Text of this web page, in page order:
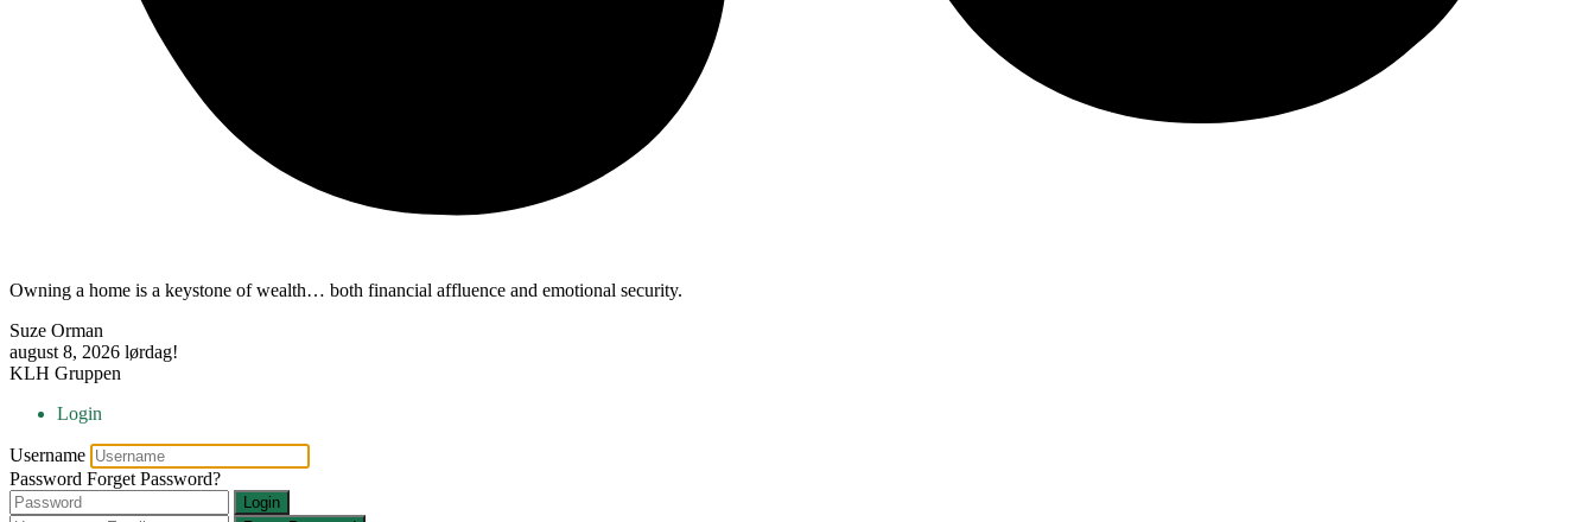
Owning a home is a keystone of wealth… both financial affluence and emotional security.
Suze Orman
august 8, 2026 lørdag!
KLH Gruppen
Login
Username
Password Forget Password?
Login